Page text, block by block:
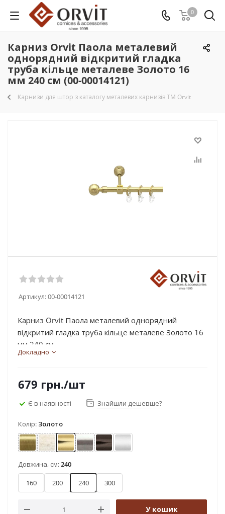
0
Карниз Orvit Паола металевий
однорядний відкритий гладка
труба кільце металеве Золото 16
мм 240 см (00-00014121)
Карнизи для штор з каталогу металевих карнизів TM Orvit
Артикул:00-00014121
Карниз Orvit Паола металевий однорядний
відкритий гладка труба кільце металеве Золото 16
мм 240 см...
Докладно
679 грн./шт
Є в наявності Знайшли дешевше?
Колір: Золото
АнтикБіле золото
ЗолотоНержавіюча сталь
ОніксСатин
Довжина, см:240
160 200 240 300
У кошик